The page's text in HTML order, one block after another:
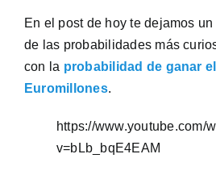
En el post de hoy te dejamos
de las probabilidades más
con la probabilidad de ganar
Euromillones.
https://www.youtube.com/
v=bLb_bqE4EAM